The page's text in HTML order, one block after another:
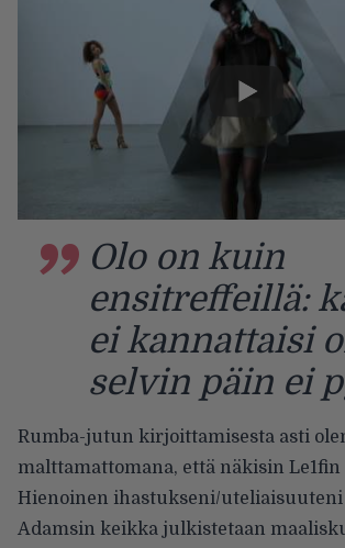
Olo on kuin
ensitreffeillä:
ei kannattaisi
selvin päin ei
Rumba-jutun kirjoittamisesta asti
malttamattomana, että näkisin Le1fin
Hienoinen ihastukseni/
Adamsin keikka julkistetaan